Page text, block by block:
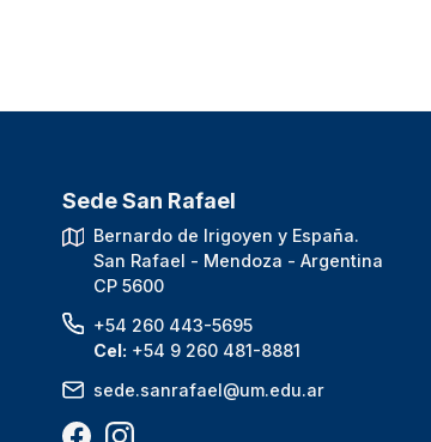
Sede San Rafael
Bernardo de Irigoyen y España.
San Rafael - Mendoza - Argentina
CP 5600
+54 260 443-5695
Cel: +54 9 260 481-8881
sede.sanrafael@um.edu.ar